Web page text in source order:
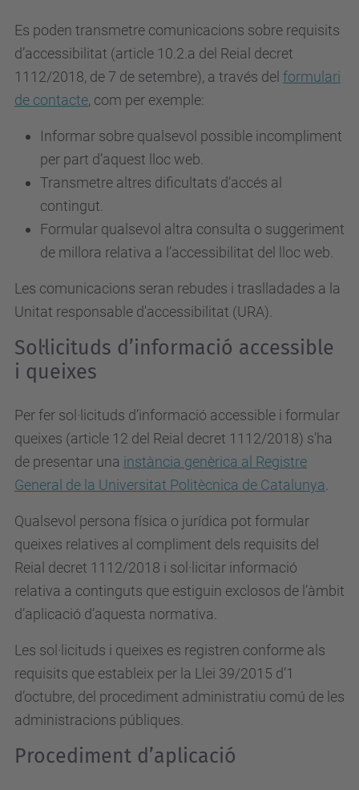
Es poden transmetre comunicacions sobre requisits
d’accessibilitat (article 10.2.a del Reial decret
1112/2018, de 7 de setembre), a través del formulari
de contacte, com per exemple:
Informar sobre qualsevol possible incompliment
per part d’aquest lloc web.
Transmetre altres dificultats d’accés al
contingut.
Formular qualsevol altra consulta o suggeriment
de millora relativa a l’accessibilitat del lloc web.
Les comunicacions seran rebudes i traslladades a la
Unitat responsable d'accessibilitat (URA).
Sol·licituds d’informació accessible
i queixes
Per fer sol·licituds d’informació accessible i formular
queixes (article 12 del Reial decret 1112/2018) s'ha
de presentar una instància genèrica al Registre
General de la Universitat Politècnica de Catalunya
Qualsevol persona física o jurídica pot formular
queixes relatives al compliment dels requisits del
Reial decret 1112/2018 i sol·licitar informació
relativa a continguts que estiguin exclosos de l’àmbit
d’aplicació d’aquesta normativa.
Les sol·licituds i queixes es registren conforme als
requisits que estableix per la Llei 39/2015 d’1
d’octubre, del procediment administratiu comú de les
administracions públiques.
Procediment d’aplicació